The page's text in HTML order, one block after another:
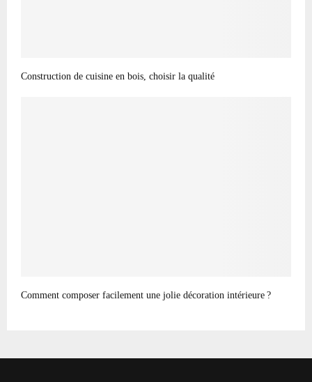
Construction de cuisine en bois, choisir la qualité
Comment composer facilement une jolie décoration intérieure ?